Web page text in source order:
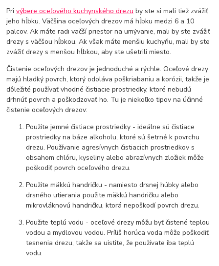
Privýbere oceľového kuchynského drezu by ste si mali tiež zvážiť
jeho hĺbku. Väčšina oceľových drezov má hĺbku medzi 6 a 10
palcov. Ak máte radi väčší priestor na umývanie, mali by ste zvážiť
drezy s väčšou hĺbkou. Ak však máte menšiu kuchyňu, mali by ste
zvážiť drezy s menšou hĺbkou, aby ste ušetrili miesto.
Čistenie oceľových drezov je jednoduché a rýchle. Oceľové drezy
majú hladký povrch, ktorý odoláva poškriabaniu a korózii, takže je
dôležité používať vhodné čistiacie prostriedky, ktoré nebudú
drhnúť povrch a poškodzovať ho. Tu je niekoľko tipov na účinné
čistenie oceľových drezov:
Použite jemné čistiace prostriedky - ideálne sú čistiace
prostriedky na báze alkoholu, ktoré sú šetrné k povrchu
drezu. Používanie agresívnych čistiacich prostriedkov s
obsahom chlóru, kyseliny alebo abrazívnych zložiek môže
poškodiť povrch oceľového drezu.
Použite mäkkú handričku - namiesto drsnej húbky alebo
drsného utierania použite mäkkú handričku alebo
mikrovláknovú handričku, ktorá nepoškodí povrch drezu.
Použite teplú vodu - oceľové drezy môžu byť čistené teplou
vodou a mydlovou vodou. Príliš horúca voda môže poškodiť
tesnenia drezu, takže sa uistite, že používate iba teplú
vodu.